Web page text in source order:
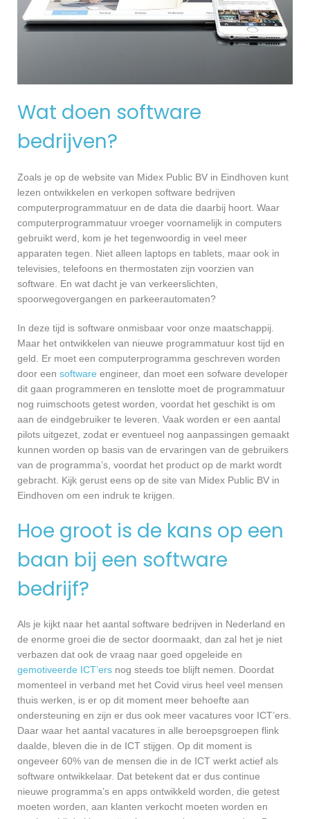
Wat doen software
bedrijven?
Zoals je op de website van Midex Public BV in Eindhoven kunt
lezen ontwikkelen en verkopen software bedrijven
computerprogrammatuur en de data die daarbij hoort. Waar
computerprogrammatuur vroeger voornamelijk in computers
gebruikt werd, kom je het tegenwoordig in veel meer
apparaten tegen. Niet alleen laptops en tablets, maar ook in
televisies, telefoons en thermostaten zijn voorzien van
software. En wat dacht je van verkeerslichten,
spoorwegovergangen en parkeerautomaten?
In deze tijd is software onmisbaar voor onze maatschappij.
Maar het ontwikkelen van nieuwe programmatuur kost tijd en
geld. Er moet een computerprogramma geschreven worden
door een software engineer, dan moet een sofware developer
dit gaan programmeren en tenslotte moet de programmatuur
nog ruimschoots getest worden, voordat het geschikt is om
aan de eindgebruiker te leveren. Vaak worden er een aantal
pilots uitgezet, zodat er eventueel nog aanpassingen gemaakt
kunnen worden op basis van de ervaringen van de gebruikers
van de programma’s, voordat het product op de markt wordt
gebracht. Kijk gerust eens op de site van Midex Public BV in
Eindhoven om een indruk te krijgen.
Hoe groot is de kans op een
baan bij een software
bedrijf?
Als je kijkt naar het aantal software bedrijven in Nederland en
de enorme groei die de sector doormaakt, dan zal het je niet
verbazen dat ook de vraag naar goed opgeleide en
gemotiveerde ICT’ers nog steeds toe blijft nemen. Doordat
momenteel in verband met het Covid virus heel veel mensen
thuis werken, is er op dit moment meer behoefte aan
ondersteuning en zijn er dus ook meer vacatures voor ICT’ers.
Daar waar het aantal vacatures in alle beroepsgroepen flink
daalde, bleven die in de ICT stijgen. Op dit moment is
ongeveer 60% van de mensen die in de ICT werkt actief als
software ontwikkelaar. Dat betekent dat er dus continue
nieuwe programma’s en apps ontwikkeld worden, die getest
moeten worden, aan klanten verkocht moeten worden en